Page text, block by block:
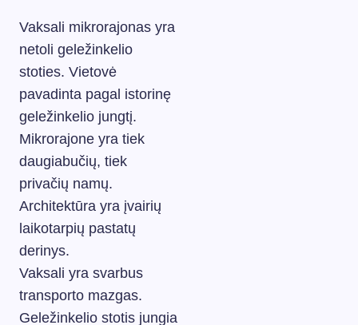
Vaksali mikrorajonas yra
netoli geležinkelio
stoties. Vietovė
pavadinta pagal istorinę
geležinkelio jungtį.
Mikrorajone yra tiek
daugiabučių, tiek
privačių namų.
Architektūra yra įvairių
laikotarpių pastatų
derinys.
Vaksali yra svarbus
transporto mazgas.
Geležinkelio stotis jungia